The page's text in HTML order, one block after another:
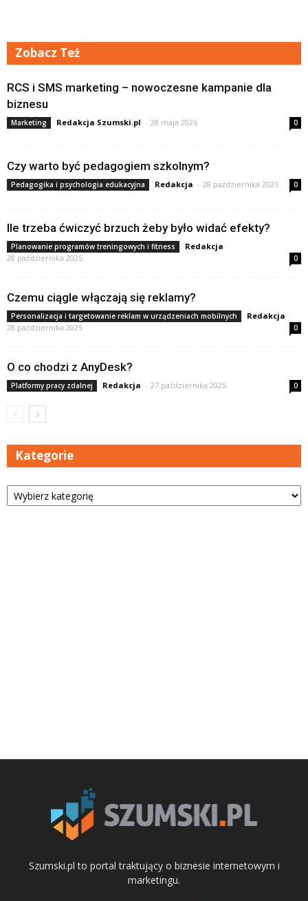
Zobacz Też
RCS i SMS marketing – nowoczesne kampanie dla
biznesu
Marketing Redakcja Szumski.pl - 28 maja 2026 0
Czy warto być pedagogiem szkolnym?
Pedagogika i psychologia edukacyjna Redakcja - 28 października 2025 0
Ile trzeba ćwiczyć brzuch żeby było widać efekty?
Planowanie programów treningowych i fitness Redakcja -
28 października 2025
0
Czemu ciągle włączają się reklamy?
Personalizacja i targetowanie reklam w urządzeniach mobilnych Redakcja -
28 października 2025
0
O co chodzi z AnyDesk?
Platformy pracy zdalnej Redakcja - 27 października 2025 0
Kategorie
Kategorie
Szumski.pl to portal traktujący o biznesie internetowym i
marketingu.